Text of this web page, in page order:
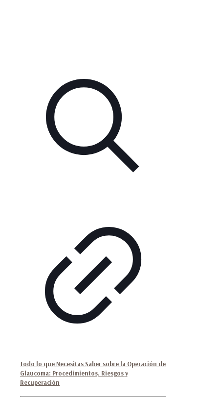
Todo lo que Necesitas Saber sobre la Operación de
Glaucoma: Procedimientos, Riesgos y
Recuperación